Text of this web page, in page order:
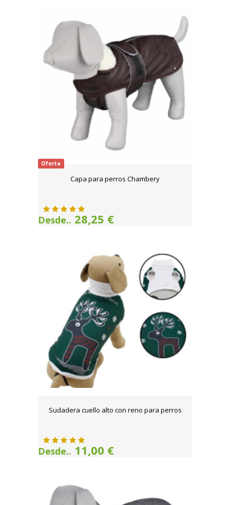
Oferta
Capa para perros Chambery
Desde.. 28,25 €
Sudadera cuello alto con reno para perros
Desde.. 11,00 €